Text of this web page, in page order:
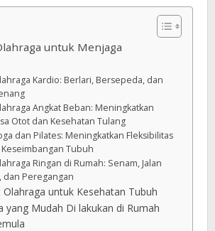
untuk Menjaga
Kardio: Berlari, Bersepeda, dan
Angkat Beban: Meningkatkan
Otot dan Kesehatan Tulang
dan Pilates: Meningkatkan Fleksibilitas
Tubuh
Ringan di Rumah: Senam, Jalan
dan Peregangan
untuk Kesehatan Tubuh
yang Mudah Di lakukan di Rumah